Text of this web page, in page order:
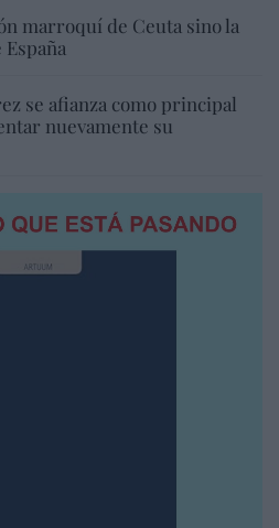
marroquí de Ceuta sino la
se afianza como principal
nuevamente su